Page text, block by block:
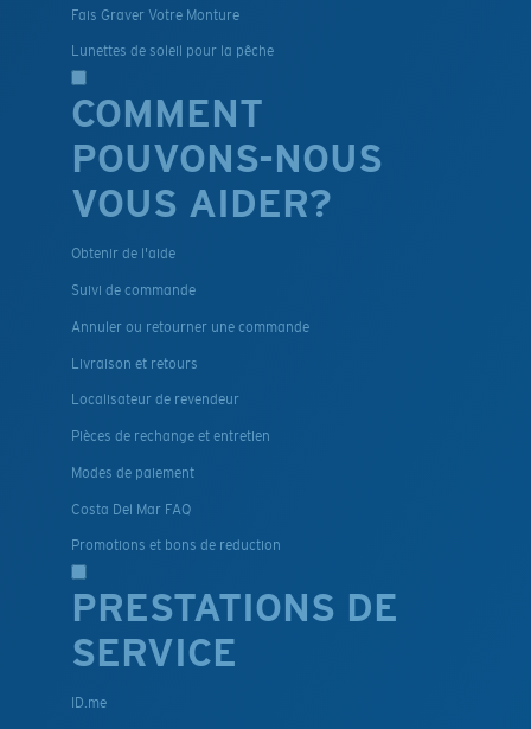
Fais Graver Votre Monture
Lunettes de soleil pour la pêche
COMMENT
POUVONS-NOUS
VOUS AIDER?
Obtenir de l'aide
Suivi de commande
Annuler ou retourner une commande
Livraison et retours
Localisateur de revendeur
Pièces de rechange et entretien
Modes de paiement
Costa Del Mar FAQ
Promotions et bons de reduction
PRESTATIONS DE
SERVICE
ID.me